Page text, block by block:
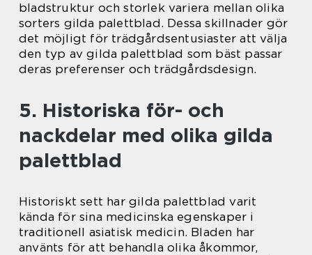
bladstruktur och storlek variera mellan olika
sorters gilda palettblad. Dessa skillnader gör
det möjligt för trädgårdsentusiaster att välja
den typ av gilda palettblad som bäst passar
deras preferenser och trädgårdsdesign.
5. Historiska för- och
nackdelar med olika gilda
palettblad
Historiskt sett har gilda palettblad varit
kända för sina medicinska egenskaper i
traditionell asiatisk medicin. Bladen har
använts för att behandla olika åkommor,